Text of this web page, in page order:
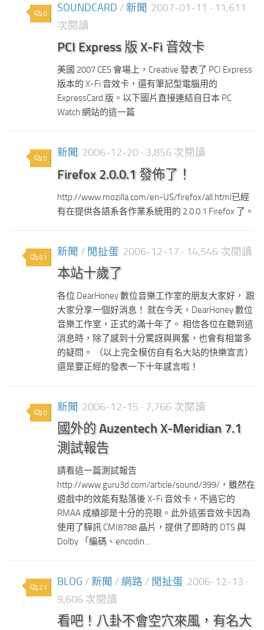
0 SOUNDCARD / 新聞 2007-01-11 · 11,611
次閱讀
PCI Express 版 X-Fi 音效卡
美國 2007 CES 會場上，Creative 發表了 PCI Express
版本的 X-Fi 音效卡，還有筆記型電腦用的
ExpressCard 版。以下圖片直接連結自日本 PC
Watch 網站的這一篇
0 新聞 2006-12-20 · 3,856 次閱讀
Firefox 2.0.0.1 發佈了！
http://www.mozilla.com/en-US/firefox/all.html已經
有在提供各語系各作業系統用的 2.0.0.1 Firefox 了。
61 新聞 / 閒扯蛋 2006-12-17 · 14,546 次閱讀
本站十歲了
各位 DearHoney 數位音樂工作室的朋友大家好， 跟
大家分享一個好消息！ 就在今天，DearHoney 數位
音樂工作室，正式的滿十年了。 相信各位在聽到這
消息時，除了感到十分驚訝與興奮，也會有相當多
的疑問。 （以上完全模仿自有名大站的快樂宣言）
還是要正經的發表一下十年感言啦！
0 新聞 2006-12-15 · 7,766 次閱讀
國外的 Auzentech X-Meridian 7.1
測試報告
請看這一篇測試報告
http://www.guru3d.com/article/sound/399/，雖然在
遊戲中的效能有點落後 X-Fi 音效卡，不過它的
RMAA 成績卻是十分的亮眼。此外這張音效卡因為
使用了驊訊 CMI8788 晶片，提供了即時的 DTS 與
Dolby 「編碼、encodin...
21 BLOG / 新聞 / 網路 / 閒扯蛋 2006-12-13 ·
9,606 次閱讀
看吧！八卦不會空穴來風，有名大